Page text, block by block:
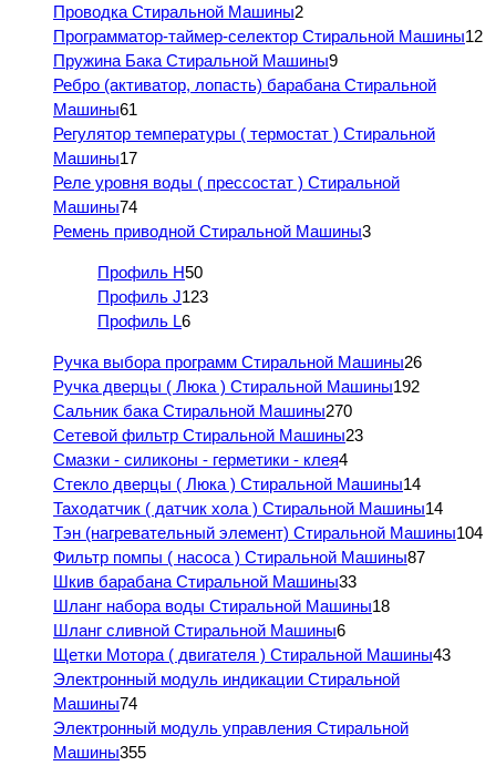
Проводка Стиральной Машины2
Программатор-таймер-селектор Стиральной Машины12
Пружина Бака Стиральной Машины9
Ребро (активатор, лопасть) барабана Стиральной
Машины61
Регулятор температуры ( термостат ) Стиральной
Машины17
Реле уровня воды ( прессостат ) Стиральной
Машины74
Ремень приводной Стиральной Машины3
Профиль H50
Профиль J123
Профиль L6
Ручка выбора программ Стиральной Машины26
Ручка дверцы ( Люка ) Стиральной Машины192
Сальник бака Стиральной Машины270
Сетевой фильтр Стиральной Машины23
Смазки - силиконы - герметики - клея4
Стекло дверцы ( Люка ) Стиральной Машины14
Таходатчик ( датчик хола ) Стиральной Машины14
Тэн (нагревательный элемент) Стиральной Машины104
Фильтр помпы ( насоса ) Стиральной Машины87
Шкив барабана Стиральной Машины33
Шланг набора воды Стиральной Машины18
Шланг сливной Стиральной Машины6
Щетки Мотора ( двигателя ) Стиральной Машины43
Электронный модуль индикации Стиральной
Машины74
Электронный модуль управления Стиральной
Машины355